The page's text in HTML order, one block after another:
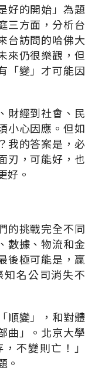
好的開始」為題
三方面，分析台
台訪問的哈佛大
來仍很樂觀，但
「變」才可能因
財經到社會、民
小心因應。但如
我的答案是，必
刃，可能好，也
好。
的挑戰完全不同
數據、物流和金
後極可能是，贏
名公司消失不
順變」，和對體
曲」。北京大學
不變則亡！」
。